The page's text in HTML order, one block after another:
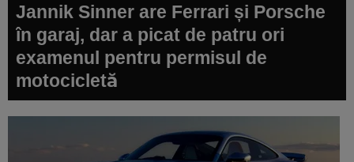
Jannik Sinner are Ferrari și Porsche
în garaj, dar a picat de patru ori
examenul pentru permisul de
motocicletă